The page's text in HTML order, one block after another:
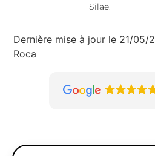
Silae.
Dernière mise à jour le 21/05/
Roca